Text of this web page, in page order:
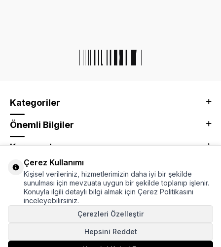
Kategoriler
Önemli Bilgiler
Kurumsal
Adres & İletişim
Çerez Kullanımı
Kişisel verileriniz, hizmetlerimizin daha iyi bir şekilde
sunulması için mevzuata uygun bir şekilde toplanıp işlenir.
Konuyla ilgili detaylı bilgi almak için Çerez Politikasını
inceleyebilirsiniz.
Çerezleri Özelleştir
Hepsini Reddet